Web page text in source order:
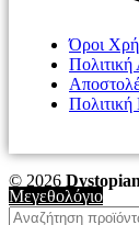
Όροι
© 2026
Μεγεθολόγιο